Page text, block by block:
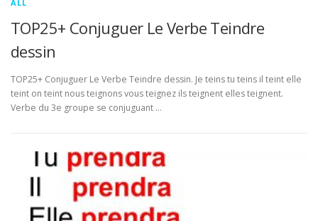
ALL
TOP25+ Conjuguer Le Verbe Teindre
dessin
TOP25+ Conjuguer Le Verbe Teindre dessin. Je teins tu teins il teint elle
teint on teint nous teignons vous teignez ils teignent elles teignent.
Verbe du 3e groupe se conjuguant …